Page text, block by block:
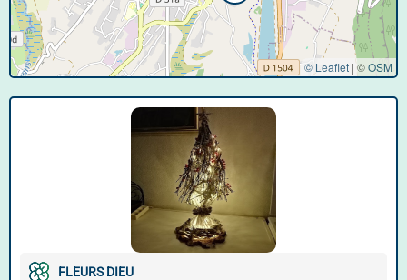
© Leaflet | ©OSM
FLEURS DIEU